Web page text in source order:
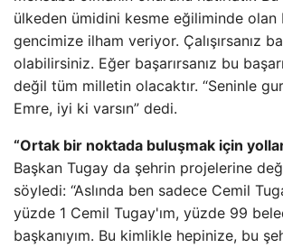
ülkeden ümidini kesme eğiliminde olan
gencimize ilham veriyor. Çalışırsanız
olabilirsiniz. Eğer başarırsanız bu
değil tüm milletin olacaktır. “Seninle
Emre, iyi ki varsın” dedi.
“Ortak bir noktada buluşmak için
Başkan Tugay da şehrin projelerine
söyledi: “Aslında ben sadece Cemil
yüzde 1 Cemil Tugay'ım, yüzde 99
başkanıyım. Bu kimlikle hepinize, bu